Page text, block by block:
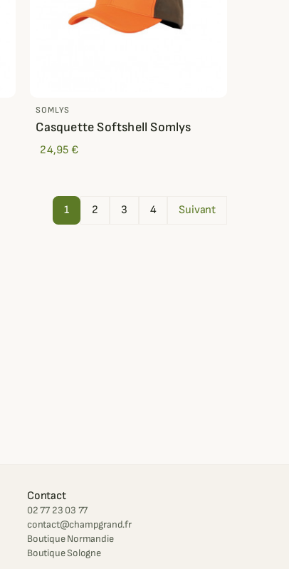
SOMLYS
Casquette Softshell Somlys
24,95 €
1 2 3 4 Suivant
Contact
02 77 23 03 77
contact@champgrand.fr
Boutique Normandie
Boutique Sologne